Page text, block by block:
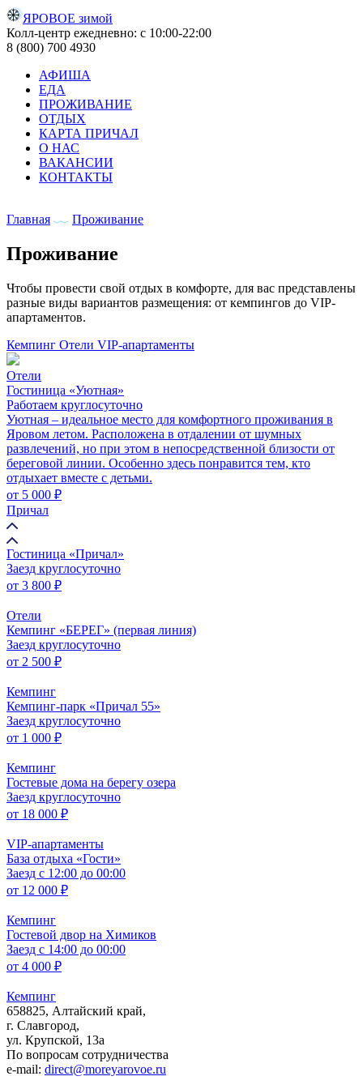
ЯРОВОЕ зимой
Колл-центр ежедневно: с 10:00-22:00
8 (800) 700 4930
АФИША
ЕДА
ПРОЖИВАНИЕ
ОТДЫХ
КАРТА ПРИЧАЛ
О НАС
ВАКАНСИИ
КОНТАКТЫ
Главная Проживание
Проживание
Чтобы провести свой отдых в комфорте, для вас представлены
разные виды вариантов размещения: от кемпингов до VIP-
апартаментов.
Кемпинг Отели VIP-апартаменты
Отели
Гостиница «Уютная»
Работаем круглосуточно
Уютная – идеальное место для комфортного проживания в
Яровом летом. Расположена в отдалении от шумных
развлечений, но при этом в непосредственной близости от
береговой линии. Особенно здесь понравится тем, кто
отдыхает вместе с детьми.
от 5 000 ₽
Причал
Гостиница «Причал»
Заезд круглосуточно
от 3 800 ₽
Отели
Кемпинг «БЕРЕГ» (первая линия)
Заезд круглосуточно
от 2 500 ₽
Кемпинг
Кемпинг-парк «Причал 55»
Заезд круглосуточно
от 1 000 ₽
Кемпинг
Гостевые дома на берегу озера
Заезд круглосуточно
от 18 000 ₽
VIP-апартаменты
База отдыха «Гости»
Заезд с 12:00 до 00:00
от 12 000 ₽
Кемпинг
Гостевой двор на Химиков
Заезд с 14:00 до 00:00
от 4 000 ₽
Кемпинг
658825, Алтайский край,
г. Славгород,
ул. Крупской, 13а
По вопросам сотрудничества
e-mail: direct@moreyarovoe.ru